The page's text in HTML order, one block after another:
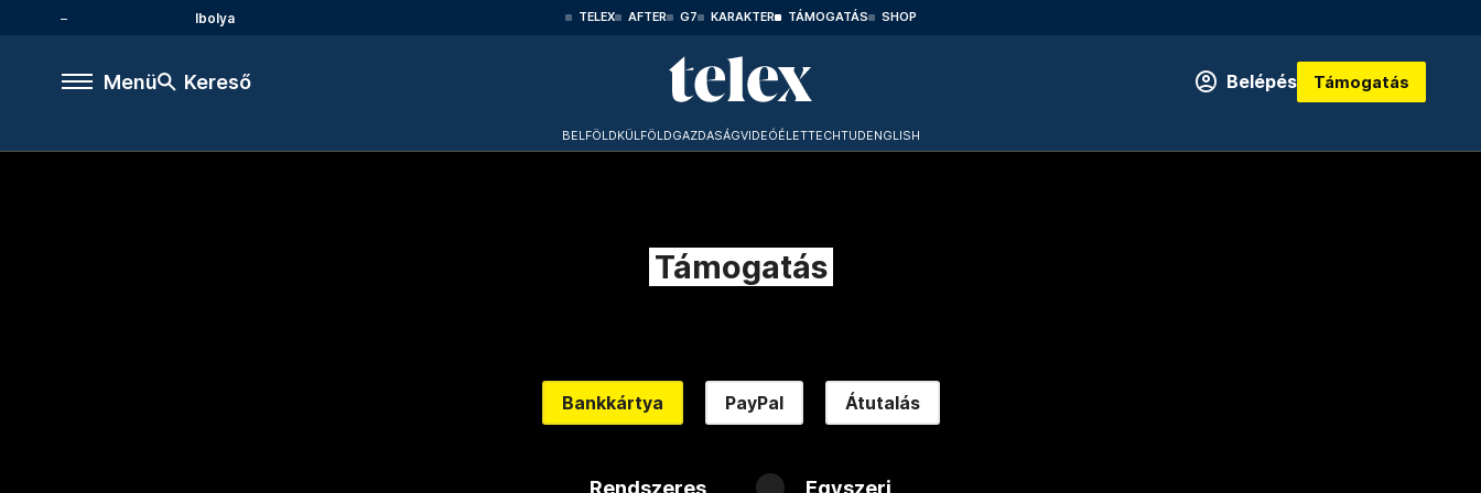
Ibolya TELEX AFTER G7 KARAKTER TÁMOGATÁS SHOP
Menü Kereső Belépés Támogatás
BELFÖLDKÜLFÖLDGAZDASÁGVIDEÓÉLETTECHTUDENGLISH
Támogatás
Bankkártya PayPal Átutalás
Rendszeres Egyszeri